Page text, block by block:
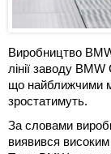
Виробництво
лінії заводу
що найближчими
зростатимуть.
За словами
виявився